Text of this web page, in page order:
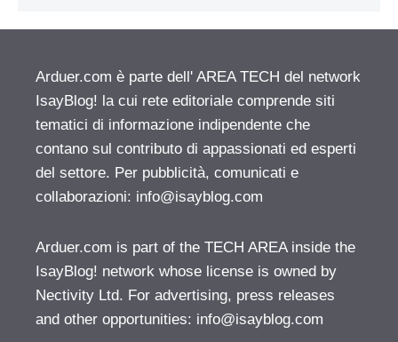
Arduer.com è parte dell' AREA TECH del network
IsayBlog! la cui rete editoriale comprende siti
tematici di informazione indipendente che
contano sul contributo di appassionati ed esperti
del settore. Per pubblicità, comunicati e
collaborazioni: info@isayblog.com
Arduer.com is part of the TECH AREA inside the
IsayBlog! network whose license is owned by
Nectivity Ltd. For advertising, press releases
and other opportunities: info@isayblog.com